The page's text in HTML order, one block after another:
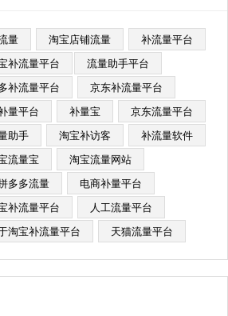
量 淘宝店铺流量
补流量平台
补流量平台​
流量助手平台
补流量平台
京东补流量平台
量平台 补量宝
京东流量平台
助手 淘宝补访客
补流量软件
流量宝
淘宝流量网站
多多流量
电商补量平台
补流量平台
人工流量平台
淘宝补流量平台 天猫流量平台